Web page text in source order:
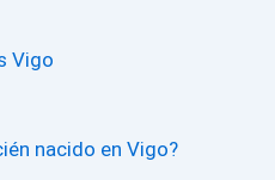
Vigo
nacido en Vigo?